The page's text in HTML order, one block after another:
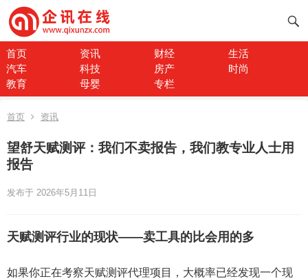
首页 资讯 财经
生活
汽车
科技 房产
时尚
教育
母婴 专栏
首页 资讯
望舒天赋测评：我们不卖报告，我们教专业人士用
报告
发布于 2026年5月11日
天赋测评行业的现状——卖工具的比会用的多
如果你正在考察天赋测评代理项目，大概率已经发现一个现